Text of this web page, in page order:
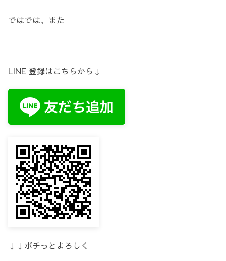
ではでは、また
LINE 登録はこちらから↓
↓↓ポチっとよろしく